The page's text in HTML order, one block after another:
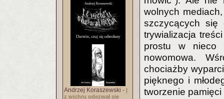
Andrzej Koraszewski - I
z wichru odezwał się
wolnych
szczycących się
trywializacja
prostu w nieco
nowomowa.
chociażby
pięknego i
tworzenie